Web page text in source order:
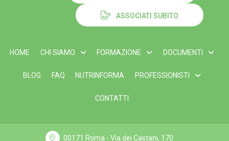
ASSOCIATI SUBITO
HOME CHI SIAMO FORMAZIONE DOCUMENTI
BLOG FAQ NUTRINFORMA PROFESSIONISTI
CONTATTI
00171 Roma - Via dei Castani, 170